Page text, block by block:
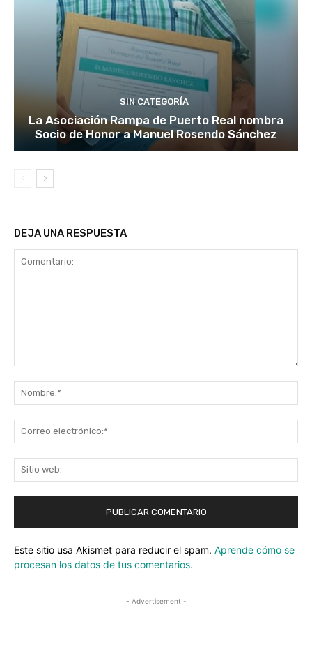
SIN CATEGORÍA
La Asociación Rampa de Puerto Real nombra
Socio de Honor a Manuel Rosendo Sánchez
DEJA UNA RESPUESTA
Este sitio usa Akismet para reducir el spam. Aprende cómo se
procesan los datos de tus comentarios.
- Advertisement -